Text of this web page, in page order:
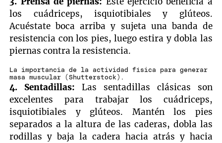
los cuádriceps, isquiotibiales y glúteos.
Acuéstate boca arriba y sujeta una banda de
resistencia con los pies, luego estira y dobla las
piernas contra la resistencia.
La importancia de la actividad física para generar
masa muscular (Shutterstock).
4. Sentadillas: Las sentadillas clásicas son
excelentes para trabajar los cuádriceps,
isquiotibiales y glúteos. Mantén los pies
separados a la altura de las caderas, dobla las
rodillas y baja la cadera hacia atrás y hacia